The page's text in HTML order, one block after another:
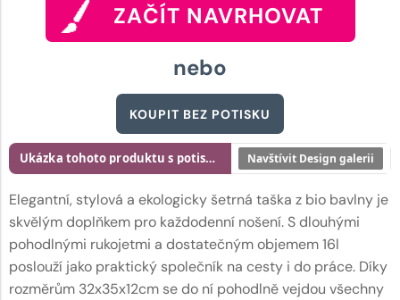
ZAČÍT NAVRHOVAT
nebo
KOUPIT BEZ POTISKU
Elegantní, stylová a ekologicky šetrná taška z bio bavlny je
skvělým doplňkem pro každodenní nošení. S dlouhými
pohodlnými rukojetmi a dostatečným objemem 16l
poslouží jako praktický společník na cesty i do práce. Díky
rozměrům 32x35x12cm se do ní pohodlně vejdou všechny
Ukázka tohoto produktu s potiskem Navštívit Design galerii